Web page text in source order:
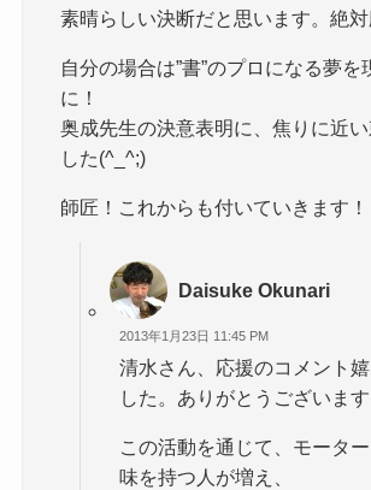
素晴らしい決断だと思います。絶対
自分の場合は”書”のプロになる夢を
に！
奥成先生の決意表明に、焦りに近
した(^_^;)
師匠！これからも付いていきます！
Daisuke Okunari
2013年1月23日 11:45 PM
清水さん、応援のコメント
した。ありがとうございます
この活動を通じて、モータ
味を持つ人が増え、